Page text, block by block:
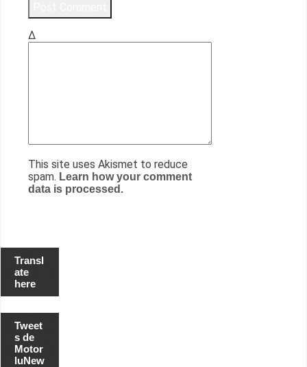
Δ
This site uses Akismet to reduce
spam. Learn how your comment
data is processed.
Transl
ate
here
Tweet
s de
Motor
luNew